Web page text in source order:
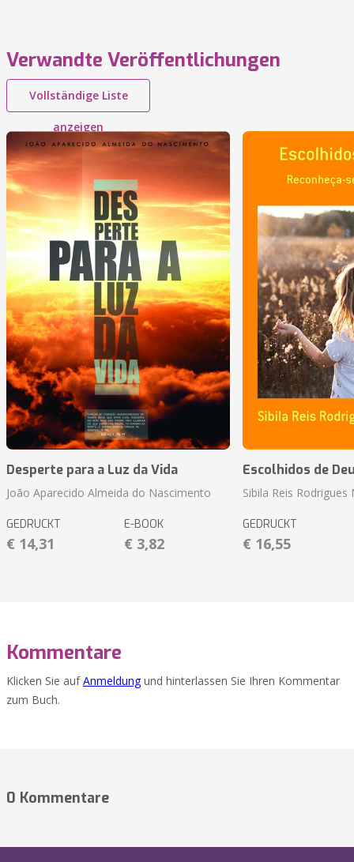
Verwandte Veröffentlichungen
Vollständige Liste
anzeigen
Desperte para a Luz da Vida
João Aparecido Almeida do Nascimento
GEDRUCKT
€ 14,31
E-BOOK
€ 3,82
Escolhidos de
Sibila Reis
GEDRUCKT
€ 16,55
Kommentare
Klicken Sie aufAnmeldungund hinterlassen Sie Ihren Kommentar
zum Buch.
0 Kommentare